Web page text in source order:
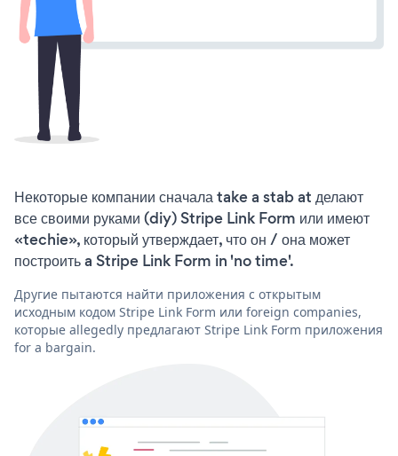
Некоторые компании сначала take a stab at делают
все своими руками (diy) Stripe Link Form или имеют
«techie», который утверждает, что он / она может
построить a Stripe Link Form in 'no time'.
Другие пытаются найти приложения с открытым
исходным кодом Stripe Link Form или foreign companies,
которые allegedly предлагают Stripe Link Form приложения
for a bargain.